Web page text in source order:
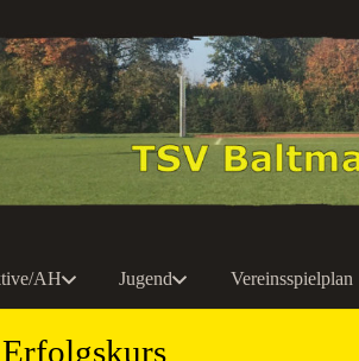
AH Jugend Vereinsspielplan